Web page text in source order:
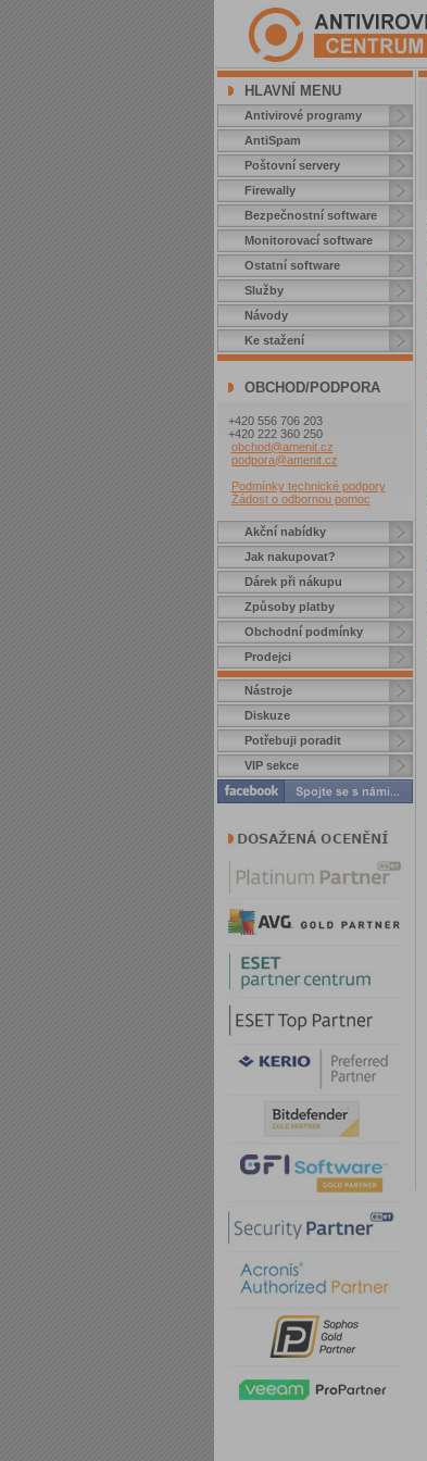
HLAVNÍ MENU
Antivirové programy
AntiSpam
Poštovní servery
Firewally
Bezpečnostní software
Monitorovací software
Ostatní software
Služby
Návody
Ke stažení
OBCHOD/PODPORA
+420 556 706 203
+420 222 360 250
obchod@amenit.cz
podpora@amenit.cz
Podmínky technické podpory
Žádost o odbornou pomoc
Akční nabídky
Jak nakupovat?
Dárek při nákupu
Způsoby platby
Obchodní podmínky
Prodejci
Nástroje
Diskuze
Potřebuji poradit
VIP sekce